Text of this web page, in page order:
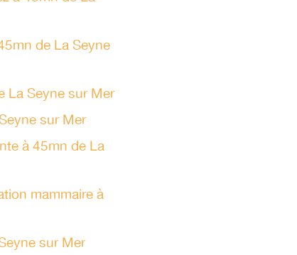
de La Seyne
La Seyne sur Mer
sur Mer
à 45mn de La
mammaire à
sur Mer